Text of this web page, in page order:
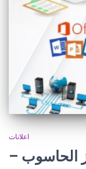
اعلانات
الحاسوب –